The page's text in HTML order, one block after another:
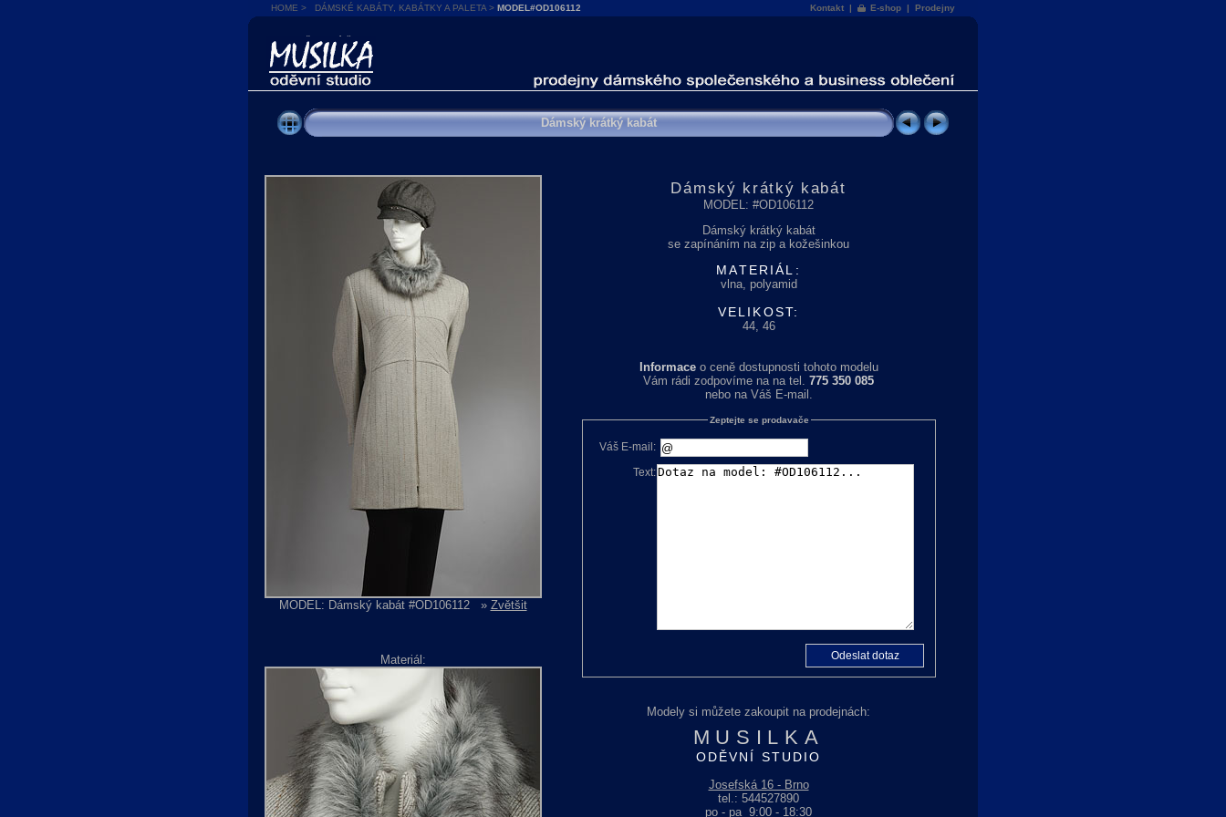
DÁMSKÉ KABÁTY, KABÁTKY A PALETA > MODEL#OD106112
SPOLEČENSKÉ ŠATY
Dámský krátký kabát
MODEL: Dámský kabát #OD106112 » Zvětšit
Materiál:
Dámský krátký kabát
MODEL: #OD106112
Dámský krátký kabát
se zapínáním na zip a kožešinkou
MATERIÁL:
vlna, polyamid
VELIKOST:
44, 46
Informaceo ceně dostupnosti tohoto modelu
Vám rádi zodpovíme na na tel. 775 350 085
nebo na Váš E-mail.
Zeptejte se prodavače
Váš E-mail:
Text:
Modely si můžete zakoupit na prodejnách:
MUSILKA
ODĚVNÍ STUDIO
Josefská 16 - Brno
tel.: 544527890
po - pa 9:00 - 18:30
HOME > Kontakt | E-shop | Prodejny